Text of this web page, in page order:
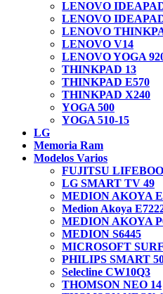
LENOVO
LENOVO
LENOVO
LENOVO V14
LENOVO YOGA
THINKPAD 13
THINKPAD E570
THINKPAD X240
YOGA 500
YOGA 510-15
LG
Memoria Ram
Modelos Varios
FUJITSU
LG SMART TV 49
MEDION AKOYA
Medion Akoya
MEDION AKOYA
MEDION S6445
MICROSOFT
PHILIPS SMART
Selecline CW10Q3
THOMSON NEO 14